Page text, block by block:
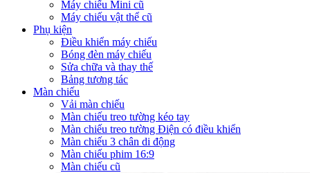
Máy chiếu Mini cũ
Máy chiếu vật thể cũ
Phụ kiện
Điều khiển máy chiếu
Bóng đèn máy chiếu
Sửa chữa và thay thế
Bảng tương tác
Màn chiếu
Vải màn chiếu
Màn chiếu treo tường kéo tay
Màn chiếu treo tường Điện có điều khiển
Màn chiếu 3 chân di động
Màn chiếu phim 16:9
Màn chiếu cũ